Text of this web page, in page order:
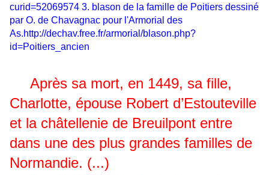
curid=52069574 3. blason de la famille de Poitiers dessiné
par O. de Chavagnac pour l'Armorial des
As.http://dechav.free.fr/armorial/blason.php?
id=Poitiers_ancien
Après sa mort, en 1449, sa fille,
Charlotte, épouse Robert d’Estouteville
et la châtellenie de Breuilpont entre
dans une des plus grandes familles de
Normandie. (...)